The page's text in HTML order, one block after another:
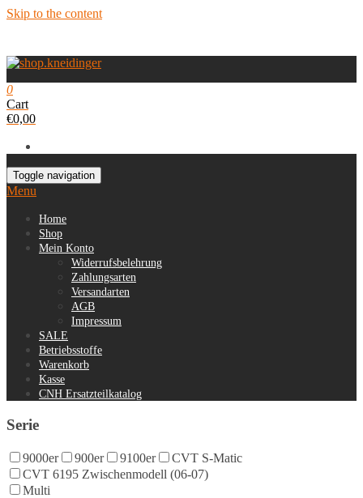
Skip to the content
0
Cart
€0,00
Toggle navigation
Menu
Home
Shop
Mein Konto
Widerrufsbelehrung
Zahlungsarten
Versandarten
AGB
Impressum
SALE
Betriebsstoffe
Warenkorb
Kasse
CNH Ersatzteilkatalog
Serie
9000er 900er 9100er
CVT S-Matic
CVT 6195 Zwischenmodell (06-07)
Multi